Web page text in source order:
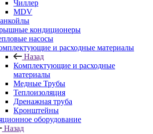
Чиллер
MDV
кондиционеры
насосы
и расходные материалы
Назад
Комплектующие и расходные
материалы
Медные Трубы
Теплоизоляция
Дренажная труба
Кронштейны
оборудование
Назад